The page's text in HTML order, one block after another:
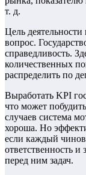
т. д.
Цель
вопрос.
справедливость.
количественных
распределить по
Выработать KPI
что может
случаев система
хороша. Но
если каждый
ответственность
перед ним задач.